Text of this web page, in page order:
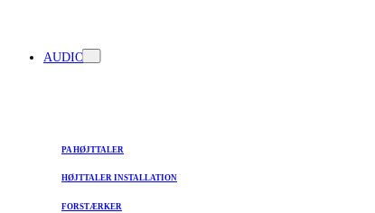
AUDIO
PA HØJTTALER
HØJTTALER INSTALLATION
FORSTÆRKER